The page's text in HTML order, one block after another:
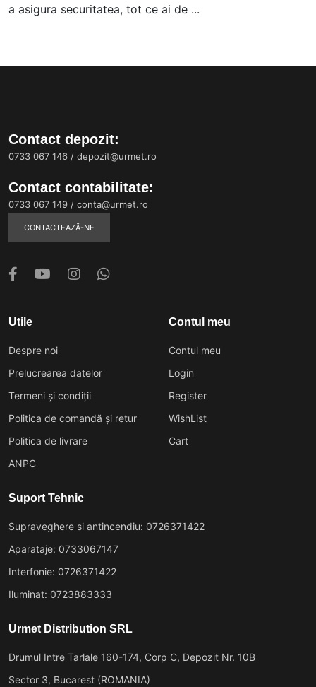
a asigura securitatea, tot ce ai de ...
Contact depozit:
0733 067 146 / depozit@urmet.ro
Contact contabilitate:
0733 067 149 / conta@urmet.ro
CONTACTEAZĂ-NE
Utile
Despre noi
Prelucrearea datelor
Termeni și condiții
Politica de comandă și retur
Politica de livrare
ANPC
Contul meu
Contul meu
Login
Register
WishList
Cart
Suport Tehnic
Supraveghere si antincendiu: 0726371422
Aparataje: 0733067147
Interfonie: 0726371422
Iluminat: 0723883333
Urmet Distribution SRL
Drumul Intre Tarlale 160-174, Corp C, Depozit Nr. 10B
Sector 3, Bucarest (ROMANIA)